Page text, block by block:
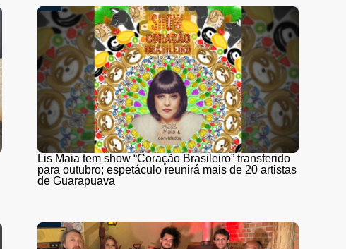
Lis Maia tem show “Coração Brasileiro” transferido
para outubro; espetáculo reunirá mais de 20 artistas
de Guarapuava